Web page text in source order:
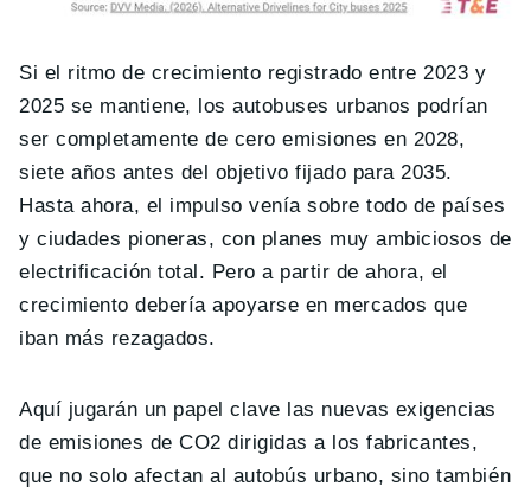
Si el ritmo de crecimiento registrado entre 2023 y
2025 se mantiene, los autobuses urbanos podrían
ser completamente de cero emisiones en 2028,
siete años antes del objetivo fijado para 2035.
Hasta ahora, el impulso venía sobre todo de países
y ciudades pioneras, con planes muy ambiciosos de
electrificación total. Pero a partir de ahora, el
crecimiento debería apoyarse en mercados que
iban más rezagados.
Aquí jugarán un papel clave las nuevas exigencias
de emisiones de CO2 dirigidas a los fabricantes,
que no solo afectan al autobús urbano, sino también